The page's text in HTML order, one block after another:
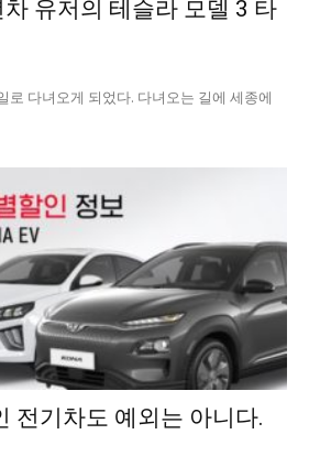
유저의 테슬라 모델 3 타
로 다녀오게 되었다. 다녀오는 길에 세종에
전기차도 예외는 아니다.